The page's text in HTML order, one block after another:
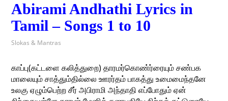
Abirami Andhathi Lyrics in
Tamil – Songs 1 to 10
Slokas & Mantras
காப்பு(கட்டளை கலித்துறை) தாரமர்கொண்ர்ரையும் சண்பக
மாலையும் சாத்தும்தில்லை ஊரர்தம் பாகத்து உமைமைந்தனே
உலகு ஏழும்பெற்ற சீர் அபிராமி அந்தாதி எப்போதும் ஏன்